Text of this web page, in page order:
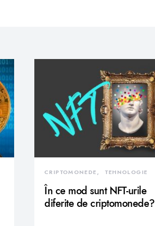
CRIPTOMONEDE TEHNOLOGIE
În ce mod sunt NFT-urile
diferite de criptomonede?